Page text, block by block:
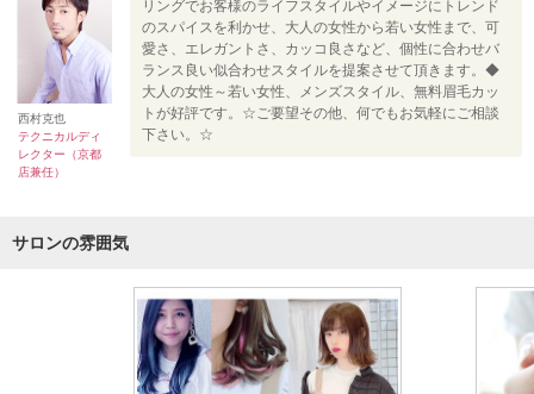
西村克也
テクニカルディ
レクター（京都
店兼任）
リングでお客様のライフスタイルやイメージにトレンド
のスパイスを利かせ、大人の女性から若い女性まで、可
愛さ、エレガントさ、カッコ良さなど、個性に合わせバ
ランス良い似合わせスタイルを提案させて頂きます。◆
大人の女性～若い女性、メンズスタイル、無料眉毛カッ
トが好評です。☆ご要望その他、何でもお気軽にご相談
下さい。☆
サロンの雰囲気